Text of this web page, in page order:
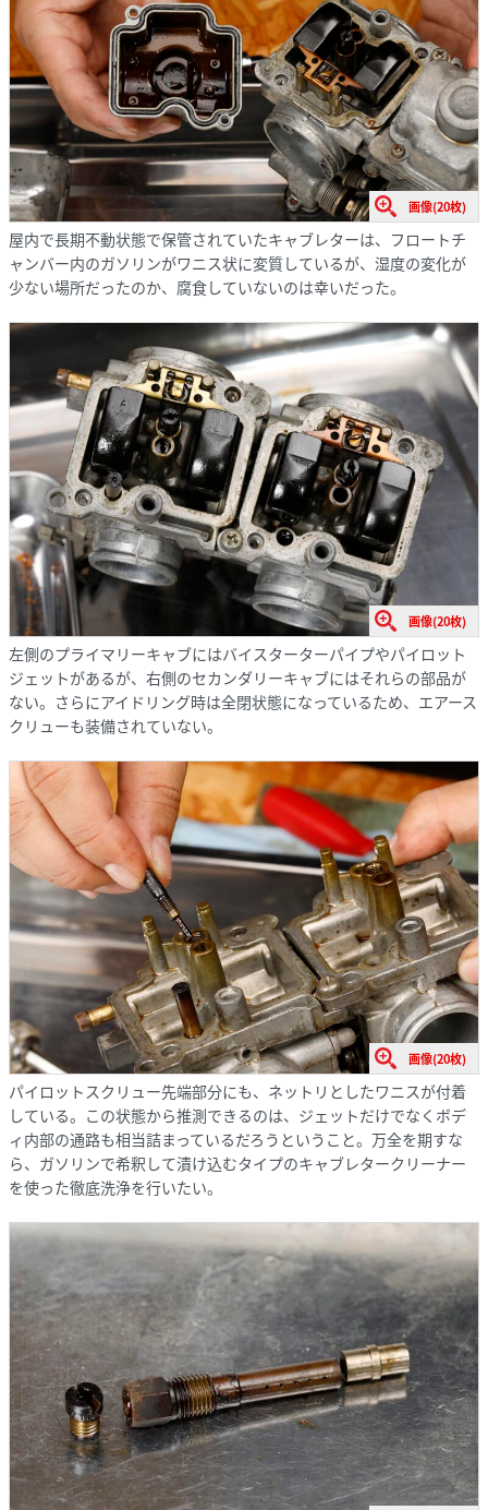
画像(20枚)
屋内で長期不動状態で保管されていたキャブレターは、フロートチ
ャンバー内のガソリンがワニス状に変質しているが、湿度の変化が
少ない場所だったのか、腐食していないのは幸いだった。
画像(20枚)
左側のプライマリーキャブにはバイスターターパイプやパイロット
ジェットがあるが、右側のセカンダリーキャブにはそれらの部品が
ない。さらにアイドリング時は全閉状態になっているため、エアース
クリューも装備されていない。
画像(20枚)
パイロットスクリュー先端部分にも、ネットリとしたワニスが付着
している。この状態から推測できるのは、ジェットだけでなくボデ
ィ内部の通路も相当詰まっているだろうということ。万全を期すな
ら、ガソリンで希釈して漬け込むタイプのキャブレタークリーナー
を使った徹底洗浄を行いたい。